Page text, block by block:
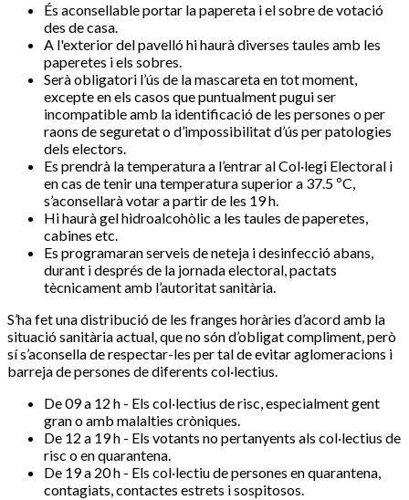
És aconsellable portar la papereta i el sobre de votació
des de casa.
A l'exterior del pavelló hi haurà diverses taules amb les
paperetes i els sobres.
Serà obligatori l’ús de la mascareta en tot moment,
excepte en els casos que puntualment pugui ser
incompatible amb la identificació de les persones o per
raons de seguretat o d’impossibilitat d’ús per patologies
dels electors.
Es prendrà la temperatura a l’entrar al Col·legi Electoral i
en cas de tenir una temperatura superior a 37.5 ºC,
s’aconsellarà votar a partir de les 19 h.
Hi haurà gel hidroalcohòlic a les taules de paperetes,
cabines etc.
Es programaran serveis de neteja i desinfecció abans,
durant i després de la jornada electoral, pactats
tècnicament amb l’autoritat sanitària.
S’ha fet una distribució de les franges horàries d’acord amb la
situació sanitària actual, que no són d’obligat compliment, però
sí s’aconsella de respectar-les per tal de evitar aglomeracions i
barreja de persones de diferents col·lectius.
De 09 a 12 h - Els col·lectius de risc, especialment gent
gran o amb malalties cròniques.
De 12 a 19 h - Els votants no pertanyents als col·lectius de
risc o en quarantena.
De 19 a 20 h - Els col·lectiu de persones en quarantena,
contagiats, contactes estrets i sospitosos.